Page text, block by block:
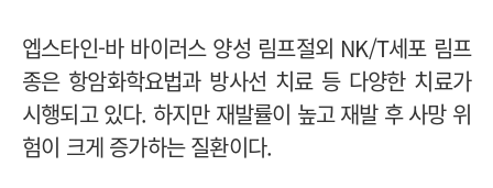
엡스타인-바 바이러스 양성 림프절외 NK/T세포 림프
종은 항암화학요법과 방사선 치료 등 다양한 치료가
시행되고 있다. 하지만 재발률이 높고 재발 후 사망 위
험이 크게 증가하는 질환이다.